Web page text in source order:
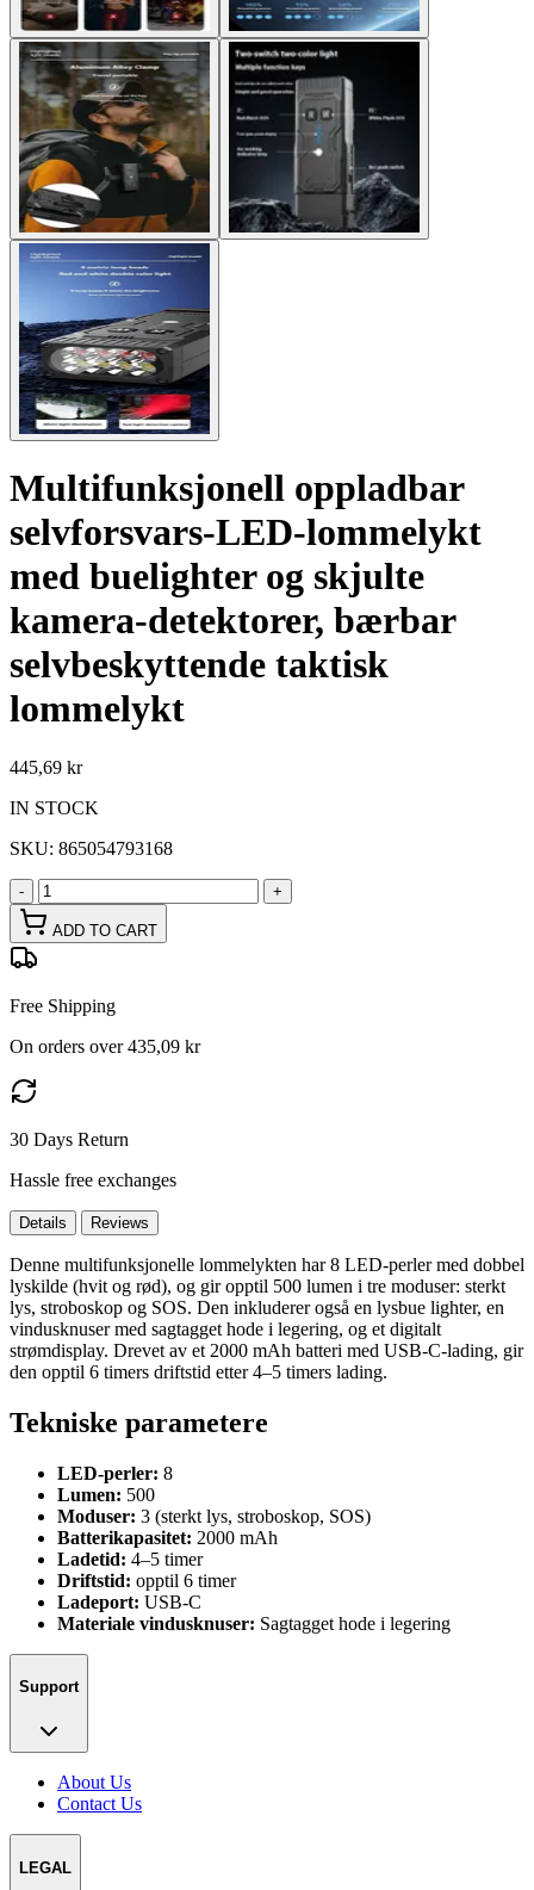
Multifunksjonell oppladbar
selvforsvars-LED-lommelykt
med buelighter og skjulte
kamera-detektorer, bærbar
selvbeskyttende taktisk
lommelykt
445,69 kr
IN STOCK
SKU: 865054793168
- +
ADD TO CART
Free Shipping
On orders over 435,09 kr
30 Days Return
Hassle free exchanges
Details Reviews
Denne multifunksjonelle lommelykten har 8 LED-perler med dobbel
lyskilde (hvit og rød), og gir opptil 500 lumen i tre moduser: sterkt
lys, stroboskop og SOS. Den inkluderer også en lysbue lighter, en
vindusknuser med sagtagget hode i legering, og et digitalt
strømdisplay. Drevet av et 2000 mAh batteri med USB-C-lading, gir
den opptil 6 timers driftstid etter 4–5 timers lading.
Tekniske parametere
LED-perler: 8
Lumen: 500
Moduser: 3 (sterkt lys, stroboskop, SOS)
Batterikapasitet: 2000 mAh
Ladetid: 4–5 timer
Driftstid: opptil 6 timer
Ladeport: USB-C
Materiale vindusknuser: Sagtagget hode i legering
Support
About Us
Contact Us
LEGAL